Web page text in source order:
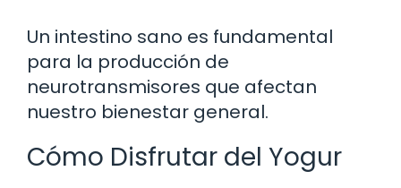
Un intestino sano es fundamental
para la producción de
neurotransmisores que afectan
nuestro bienestar general.
Cómo Disfrutar del Yogur